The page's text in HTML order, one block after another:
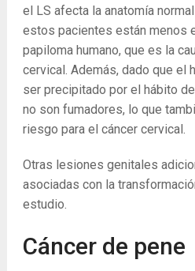
el LS afecta la anatomía
estos pacientes están menos
papiloma humano, que es la
cervical. Además, dado que el
ser precipitado por el hábito
no son fumadores, lo que
riesgo para el cáncer cervical.
Otras lesiones genitales
asociadas con la
estudio.
Cáncer de pene